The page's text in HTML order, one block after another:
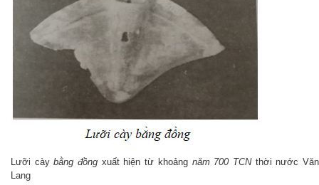
Lưỡi càybằng đồng xuất hiện từ khoảng năm 700 TCNthời nước Văn
Lang